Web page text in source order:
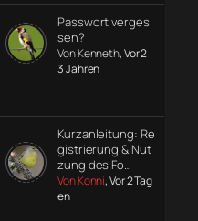
Passwort verges
sen?
Von Kenneth, Vor 2
3 Jahren
Kurzanleitung: Re
gistrierung & Nut
zung des Fo…
Von Konni, Vor 2 Tag
en